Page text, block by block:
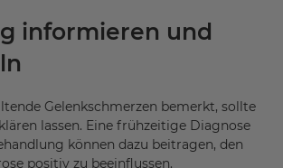
informieren und
Gelenkschmerzen bemerkt, sollte
lassen. Eine frühzeitige Diagnose
können dazu beitragen, den
positiv zu beeinflussen.